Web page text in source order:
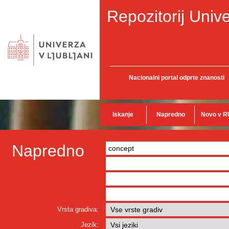
Repozitorij
Nacionalni portal odprte znanosti
Iskanje Napredno Novo v
Napredno
Vrsta gradiva:
Jezik: